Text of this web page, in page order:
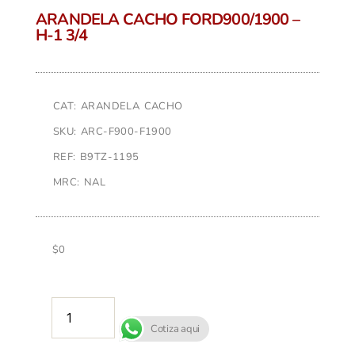
ARANDELA CACHO FORD900/1900 –
H-1 3/4
CAT: ARANDELA CACHO
SKU: ARC-F900-F1900
REF: B9TZ-1195
MRC: NAL
$0
Cotiza aqui